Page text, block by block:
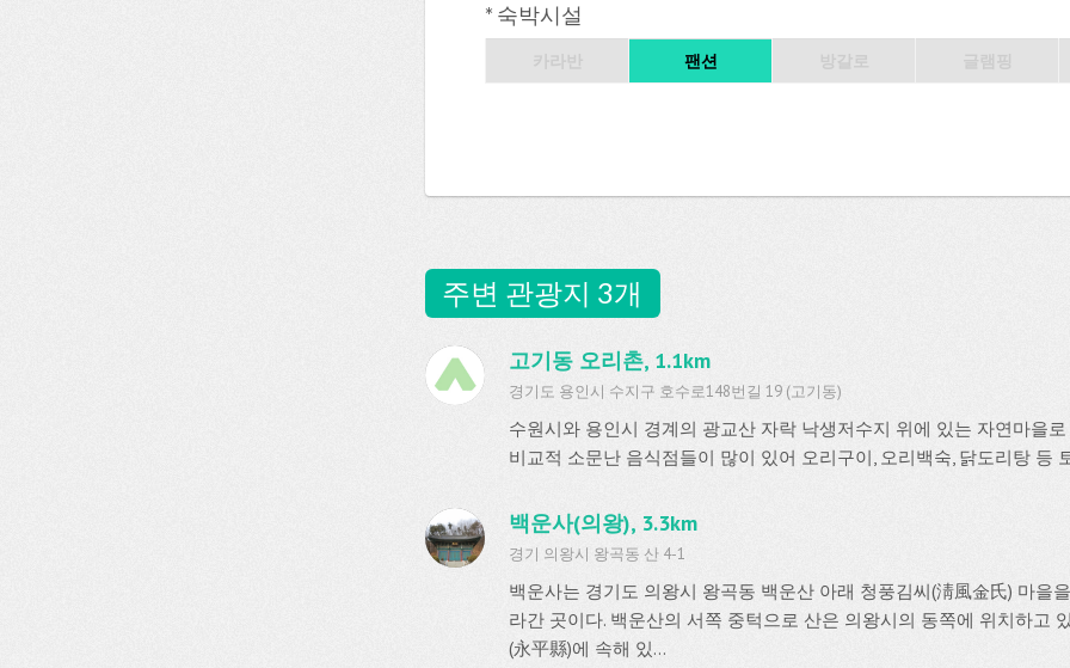
* 숙박시설
팬션
주변 관광지 3개
고기동 오리촌, 1.1km
경기도 용인시 수지구 호수로148번길 19 (고기동)
수원시와 용인시 경계의 광교산 자락 낙생저수지 위에 있는 자연마을
비교적 소문난 음식점들이 많이 있어 오리구이, 오리백숙, 닭도리탕 등
백운사(의왕), 3.3km
경기 의왕시 왕곡동 산 4-1
백운사는 경기도 의왕시 왕곡동 백운산 아래 청풍김씨(淸風金氏) 마을
라간 곳이다. 백운산의 서쪽 중턱으로 산은 의왕시의 동쪽에 위치하고
(永平縣)에 속해 있...